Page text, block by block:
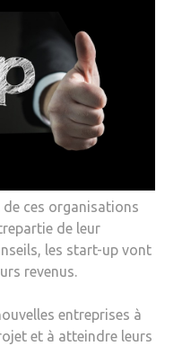
de ces organisations
de leur
les start-up vont
revenus.
entreprises à
et à atteindre leurs